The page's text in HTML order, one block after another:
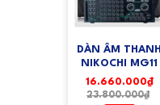
DÀN ÂM THANH
NIKOCHI MG11
16.660.000₫
23.800.000₫